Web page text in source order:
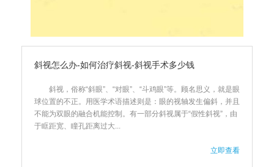
斜视怎么办-如何治疗斜视-斜视手术多少钱
斜视，俗称“斜眼”、“对眼”、“斗鸡眼”等。顾名思义，就是眼
球位置的不正。用医学术语描述则是：眼的视轴发生偏斜，并且
不能为双眼的融合机能控制。有一部分斜视属于“假性斜视”，由
于眶距宽、瞳孔距离过大...
立即查看